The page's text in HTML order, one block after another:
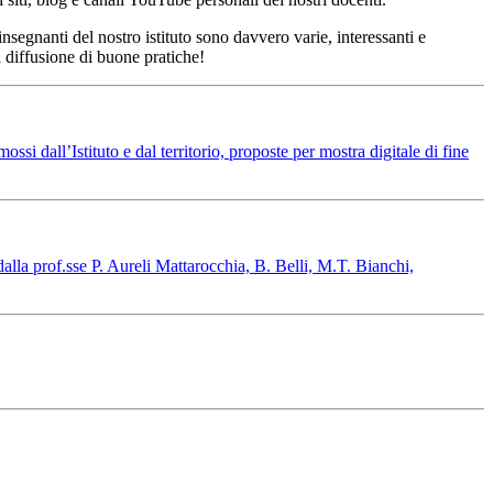
del nostro istituto sono davvero varie, interessanti e
diffusione di buone pratiche!
dall’Istituto e dal territorio, proposte per mostra digitale di fine
prof.sse P. Aureli Mattarocchia, B. Belli, M.T. Bianchi,